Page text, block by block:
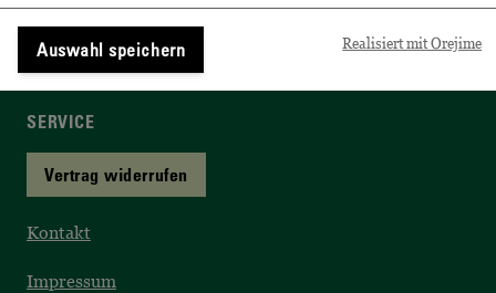
Auswahl speichern Realisiert mit Orejime
Zahlungsarten
SERVICE
Vertrag widerrufen
Kontakt
Impressum